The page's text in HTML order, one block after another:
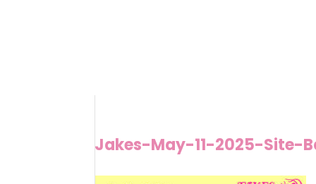
Jakes-May-11-2025-Site-